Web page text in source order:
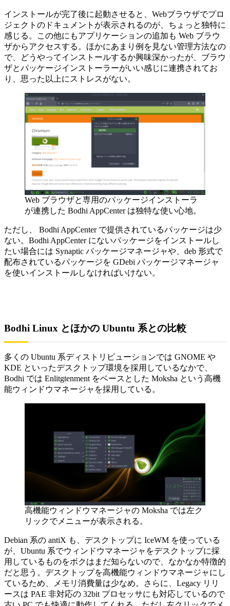
インストールが完了後に起動させると、Webブラウザでプロ
ジェクトのドキュメントが表示されるのが、ちょっと独特に
感じる。この他にもアプリケーションの追加も Web ブラウ
ザからアクセスする。ほかにあまり例を見ない管理方法なの
で、どうやってインストールするか興味深かったが、ブラウ
ザとパッケージインストーラーがいい感じに連携されてお
り、思った以上にストレスがない。
Web ブラウザと専用のパッケージインストーラ
が連携した Bodhi AppCenter は独特な使い心地。
ただし、 Bodhi AppCenter で提供されているパッケージは少
ない。Bodhi AppCenter にないパッケージをインストールし
たい場合には Synaptic パッケージマネージャや、deb 形式で
配布されているパッケージを GDebi パッケージマネージャ
を使いインストールしなければいけない。
Bodhi Linux とほかの Ubuntu 系との比較
多くの Ubuntu 系ディストリビューションでは GNOME や
KDE といったデスクトップ環境を採用しているなかで、
Bodhi では Enlitgtenment をベースとした Moksha という高機
能ウィンドウマネージャを採用している。
高機能ウィンドウマネージャの Moksha では左ク
リックでメニューが表示される。
Debian 系の antiX も、デスクトップに IceWM を使っている
が、Ubuntu 系でウィンドウマネージャをデスクトップに採
用しているものをボクはまだ知らないので、なかなか特徴的
だと思う。デスクトップを高機能ウィンドウマネージャにし
ているため、メモリ消費量は少なめ。さらに、Legacy リリ
ースは PAE 非対応の 32bit プロセッサにも対応しているので